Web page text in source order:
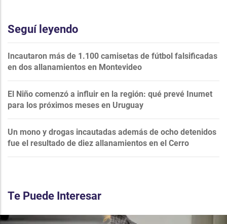
Seguí leyendo
Incautaron más de 1.100 camisetas de fútbol falsificadas
en dos allanamientos en Montevideo
El Niño comenzó a influir en la región: qué prevé Inumet
para los próximos meses en Uruguay
Un mono y drogas incautadas además de ocho detenidos
fue el resultado de diez allanamientos en el Cerro
Te Puede Interesar